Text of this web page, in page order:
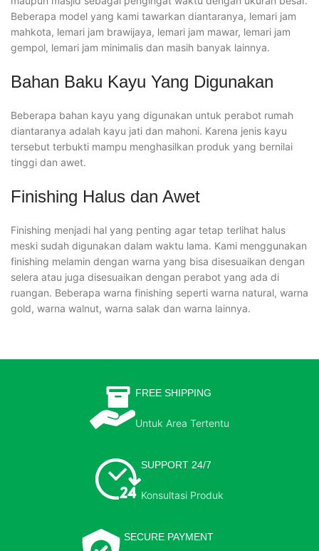
Beberapa model yang kami tawarkan diantaranya, lemari jam
mahkota, lemari jam brawijaya, lemari jam mawar, lemari jam
gempol, lemari jam minimalis dan masih banyak lainnya.
Bahan Baku Kayu Yang Digunakan
Beberapa bahan kayu yang digunakan untuk perabot rumah
diantaranya adalah kayu jati dan mahoni. Karena jenis kayu
tersebut terbukti mampu menghasilkan produk yang bernilai
tinggi dan awet.
Finishing Halus dan Awet
Finishing menjadi hal yang penting agar tetap terlihat halus
meski sudah digunakan dalam waktu lama. Kami menggunakan
finishing melamin dengan warna yang bisa disesuaikan dengan
selera atau juga disesuaikan dengan perabot yang ada di
ruangan. Beberapa warna finishing seperti warna natural, warna
gold, warna walnut, warna salak dan warna lainnya.
FREE SHIPPING
Untuk Area Tertentu
SUPPORT 24/7
Konsultasi Produk
SECURE PAYMENT